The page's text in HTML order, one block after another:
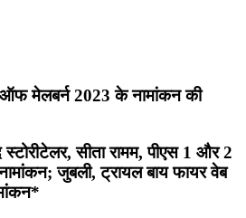
मेलबर्न 2023 के नामांकन की
स्टोरीटेलर, सीता रामम, पीएस 1 और 2
जुबली, ट्रायल बाय फायर वेब